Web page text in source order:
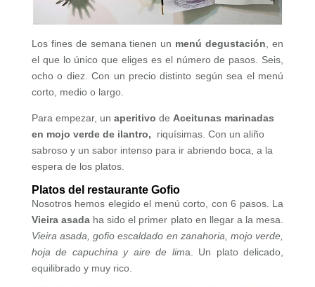
Los fines de semana tienen un menú degustación , en
el que lo único que eliges es el número de pasos. Seis,
ocho o diez. Con un precio distinto según sea el menú
corto, medio o largo.
Para empezar, un aperitivo de Aceitunas marinadas
en mojo verde de ilantro,
riquísimas. Con un aliño
sabroso y un sabor intenso para ir abriendo boca, a la
espera de los platos.
Platos del restaurante Gofio
Nosotros hemos elegido el menú corto, con 6 pasos. La
Vieira asadaha sido el primer plato en llegar a la mesa.
Vieira asada, gofio escaldado en zanahoria, mojo verde,
hoja de capuchina y aire de lima. Un plato delicado,
equilibrado y muy rico.